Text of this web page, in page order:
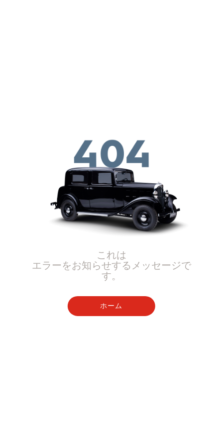
これは
エラーをお知らせするメッセージで
す。
ホーム